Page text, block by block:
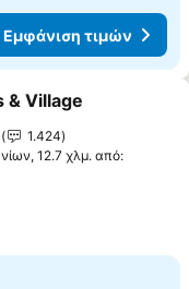
Εμφάνιση τιμών
στα αγαπημένα
& Village
1.424
12.7 χλμ. από: